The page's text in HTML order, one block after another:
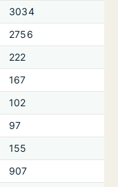
3034
2756
222
167
102
97
155
907